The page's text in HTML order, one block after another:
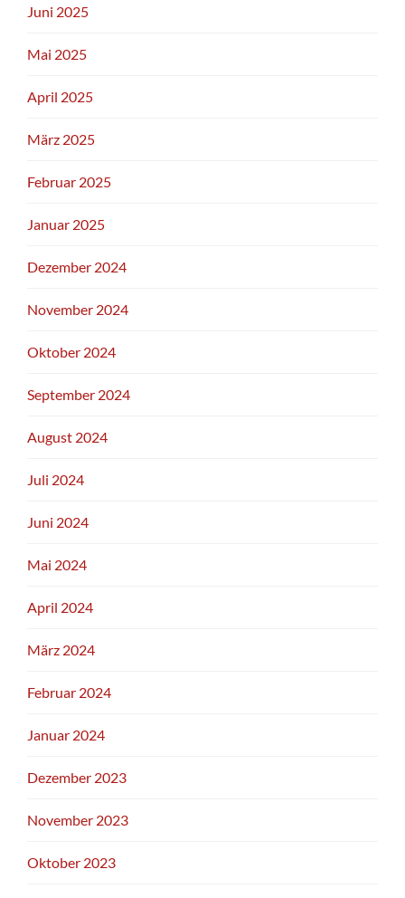
Juni 2025
Mai 2025
April 2025
März 2025
Februar 2025
Januar 2025
Dezember 2024
November 2024
Oktober 2024
September 2024
August 2024
Juli 2024
Juni 2024
Mai 2024
April 2024
März 2024
Februar 2024
Januar 2024
Dezember 2023
November 2023
Oktober 2023